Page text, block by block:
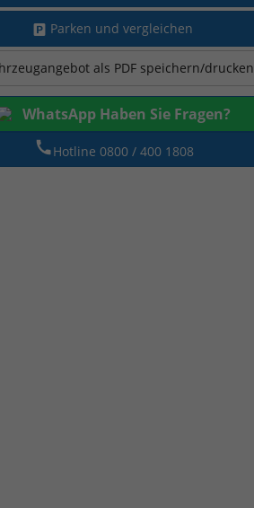
Parken und vergleichen
als PDF speichern/drucken
WhatsApp Haben Sie Fragen?
Hotline 0800 / 400 1808